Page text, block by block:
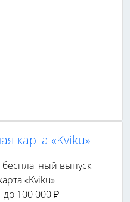
карта «Kviku»
бесплатный выпуск
до 100 000 ₽